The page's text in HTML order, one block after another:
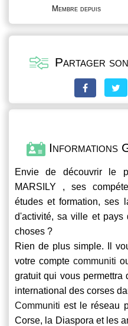
Membre depuis
Partager
Informations
Envie de découvrir le
MARSILY , ses
études et formation, ses
d'activité, sa ville et pays
choses ?
Rien de plus simple. Il
votre compte communiti
gratuit qui vous permettra
international des corses
Communiti est le réseau
Corse, la Diaspora et les